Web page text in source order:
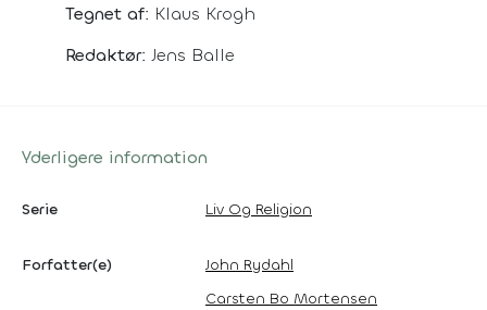
Tegnet af: Klaus Krogh
Redaktør: Jens Balle
Yderligere information
Serie Liv Og Religion
Forfatter(e)
John Rydahl
Carsten Bo Mortensen